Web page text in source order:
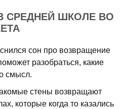
СРЕДНЕЙ ШКОЛЕ ВО
сон про возвращение
разобраться, какие
смысл.
стены возвращают
которые когда то казались